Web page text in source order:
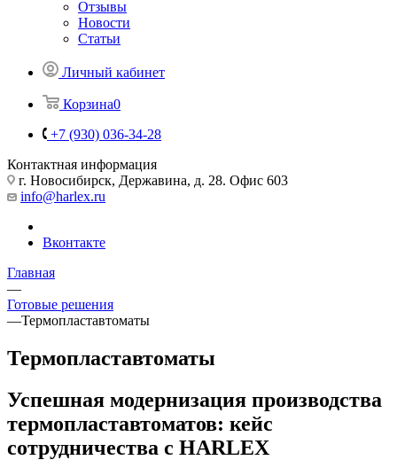
Отзывы
Новости
Статьи
Личный кабинет
Корзина0
+7 (930) 036-34-28
Контактная информация
г. Новосибирск, Державина, д. 28. Офис 603
info@harlex.ru
Вконтакте
Главная
—
Готовые решения
—Термопластавтоматы
Термопластавтоматы
Успешная модернизация производства
термопластавтоматов: кейс
сотрудничества с HARLEX